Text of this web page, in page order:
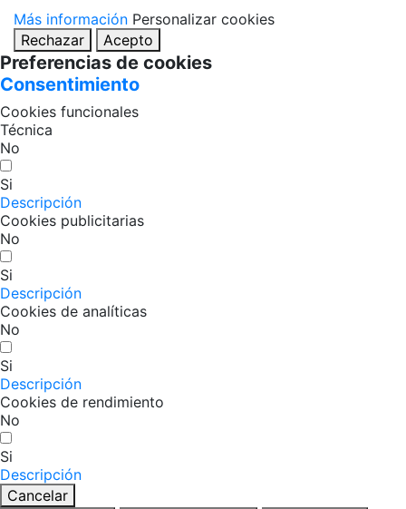
Más información Personalizar cookies
Rechazar
Acepto
Preferencias de cookies
Consentimiento
Cookies funcionales
Técnica
No
Si
Descripción
Cookies publicitarias
No
Si
Descripción
Cookies de analíticas
No
Si
Descripción
Cookies de rendimiento
No
Si
Descripción
Cancelar